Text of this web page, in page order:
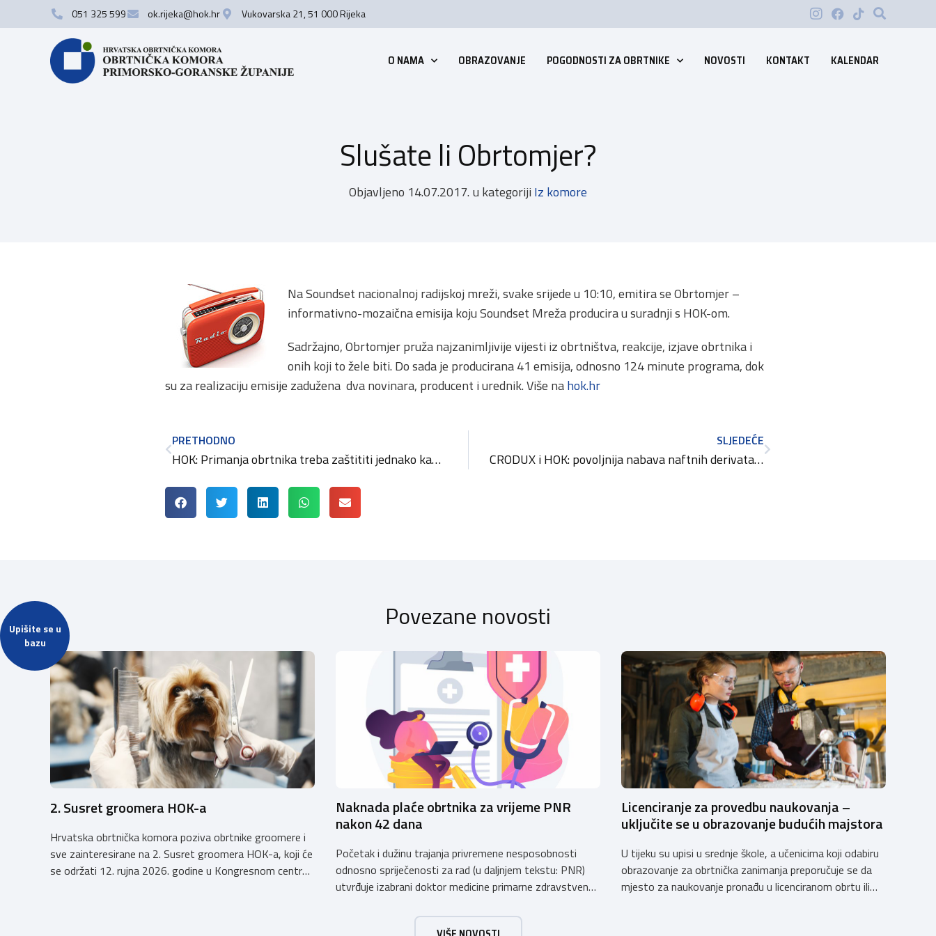
Upišite se u
bazu
051 325 599 ok.rijeka@hok.hr Vukovarska 21, 51 000 Rijeka
O NAMA OBRAZOVANJE POGODNOSTI ZA OBRTNIKE NOVOSTI KONTAKT KALENDAR
Slušate li Obrtomjer?
Objavljeno 14.07.2017. u kategoriji Iz komore
Na Soundset nacionalnoj radijskoj mreži, svake srijede u 10:10, emitira se Obrtomjer –
informativno-mozaična emisija koju Soundset Mreža producira u suradnji s HOK-om.
Sadržajno, Obrtomjer pruža najzanimljivije vijesti iz obrtništva, reakcije, izjave obrtnika i
onih koji to žele biti. Do sada je producirana 41 emisija, odnosno 124 minute programa, dok
su za realizaciju emisije zadužena dva novinara, producent i urednik. Više nahok.hr
PRETHODNO
HOK: Primanja obrtnika treba zaštititi jednako kao i plaće radnika
SLJEDEĆE
CRODUX i HOK: povoljnija nabava naftnih derivata i plina
Povezane novosti
2. Susret groomera HOK-a
Hrvatska obrtnička komora poziva obrtnike groomere i
sve zainteresirane na 2. Susret groomera HOK-a, koji će
se održati 12. rujna 2026. godine u Kongresnom centru
Naknada plaće obrtnika za vrijeme PNR
nakon 42 dana
Početak i dužinu trajanja privremene nesposobnosti
odnosno spriječenosti za rad (u daljnjem tekstu: PNR)
utvrđuje izabrani doktor medicine primarne zdravstvene
zdravstvene zaštite žena). Razdoblje PNR za koje
Licenciranje za provedbu naukovanja –
uključite se u obrazovanje budućih majstora
U tijeku su upisi u srednje škole, a učenicima koji odabiru
obrazovanje za obrtnička zanimanja preporučuje se da
mjesto za naukovanje pronađu u licenciranom obrtu ili